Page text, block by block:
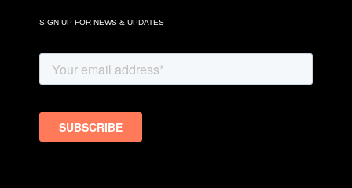
SIGN UP FOR NEWS & UPDATES